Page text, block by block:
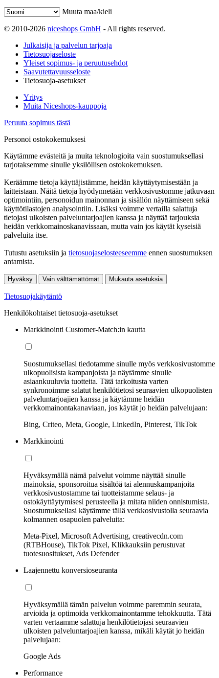
Muuta maa/kieli
© 2010-2026 niceshops GmbH - All rights reserved.
Julkaisija ja palvelun tarjoaja
Tietosuojaseloste
Yleiset sopimus- ja peruutusehdot
Saavutettavuusseloste
Tietosuoja-asetukset
Yritys
Muita Niceshops-kauppoja
Peruuta sopimus tästä
Personoi ostokokemuksesi
Käytämme evästeitä ja muita teknologioita vain suostumuksellasi
tarjotaksemme sinulle yksilöllisen ostokokemuksen.
Keräämme tietoja käyttäjistämme, heidän käyttäytymisestään ja
laitteistaan. Näitä tietoja hyödynnetään verkkosivustomme jatkuvaan
optimointiin, personoidun mainonnan ja sisällön näyttämiseen sekä
käyttötilastojen analysointiin. Lisäksi voimme vertailla salattuja
tietojasi ulkoisten palveluntarjoajien kanssa ja näyttää tarjouksia
heidän verkkomainoskanavissaan, mutta vain jos käytät kyseisiä
palveluita itse.
Tutustu asetuksiin ja tietosuojaselosteeseemme ennen suostumuksen
antamista.
Hyväksy Vain välttämättömät Mukauta asetuksia
Tietosuojakäytäntö
Henkilökohtaiset tietosuoja-asetukset
Markkinointi Customer-Match:in kautta
Suostumuksellasi tiedotamme sinulle myös verkkosivustomme
ulkopuolisista kampanjoista ja näytämme sinulle
asiaankuuluvia tuotteita. Tätä tarkoitusta varten
synkronoimme salatut henkilötietosi seuraavien ulkopuolisten
palveluntarjoajien kanssa ja käytämme heidän
verkkomainontakanaviaan, jos käytät jo heidän palvelujaan:
Bing, Criteo, Meta, Google, LinkedIn, Pinterest, TikTok
Markkinointi
Hyväksymällä nämä palvelut voimme näyttää sinulle
mainoksia, sponsoroitua sisältöä tai alennuskampanjoita
verkkosivustostamme tai tuotteistamme selaus- ja
ostokäyttäytymisesi perusteella ja mitata niiden onnistumista.
Suostumuksellasi käytämme tällä verkkosivustolla seuraavia
kolmannen osapuolen palveluita:
Meta-Pixel, Microsoft Advertising, creativecdn.com
(RTBHouse), TikTok Pixel, Klikkauksiin perustuvat
tuotesuositukset, Ads Defender
Laajennettu konversioseuranta
Hyväksymällä tämän palvelun voimme paremmin seurata,
arvioida ja optimoida verkkomainontamme tehokkuutta. Tätä
varten vertaamme salattuja henkilötietojasi seuraavien
ulkoisten palveluntarjoajien kanssa, mikäli käytät jo heidän
palvelujaan:
Google Ads
Performance